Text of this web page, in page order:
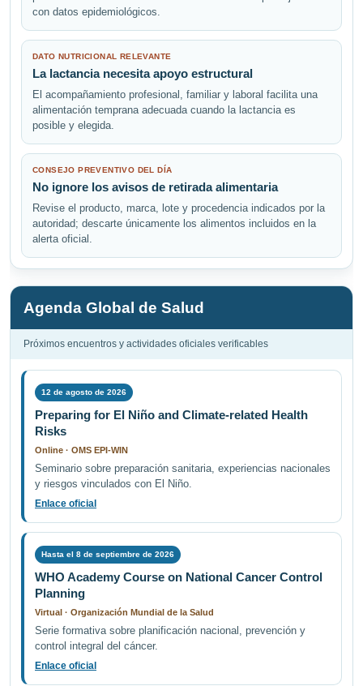
con datos epidemiológicos.
DATO NUTRICIONAL RELEVANTE
La lactancia necesita apoyo estructural
El acompañamiento profesional, familiar y laboral facilita una
alimentación temprana adecuada cuando la lactancia es
posible y elegida.
CONSEJO PREVENTIVO DEL DÍA
No ignore los avisos de retirada alimentaria
Revise el producto, marca, lote y procedencia indicados por la
autoridad; descarte únicamente los alimentos incluidos en la
alerta oficial.
Agenda Global de Salud
Próximos encuentros y actividades oficiales verificables
12 de agosto de 2026
Preparing for El Niño and Climate-related Health
Risks
Online · OMS EPI-WIN
Seminario sobre preparación sanitaria, experiencias nacionales
y riesgos vinculados con El Niño.
Enlace oficial
Hasta el 8 de septiembre de 2026
WHO Academy Course on National Cancer Control
Planning
Virtual · Organización Mundial de la Salud
Serie formativa sobre planificación nacional, prevención y
control integral del cáncer.
Enlace oficial